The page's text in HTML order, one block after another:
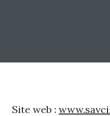
Site web :